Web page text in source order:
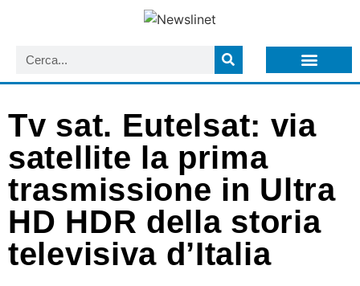
Tv sat. Eutelsat: via
satellite la prima
trasmissione in Ultra
HD HDR della storia
televisiva d’Italia